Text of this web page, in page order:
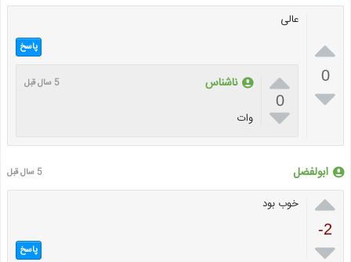

0

عالی
پاسخ

0

ناشناس 5 سال قبل
وات
ابولفضل 5 سال قبل

-2

خوب بود
پاسخ